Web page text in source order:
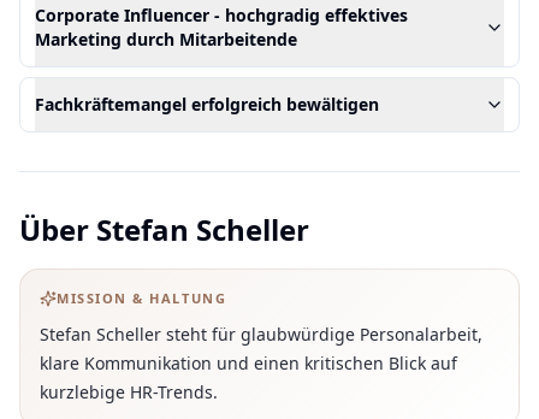
Corporate Influencer - hochgradig effektives
Marketing durch Mitarbeitende
Fachkräftemangel erfolgreich bewältigen
Über Stefan Scheller
MISSION & HALTUNG
Stefan Scheller steht für glaubwürdige Personalarbeit,
klare Kommunikation und einen kritischen Blick auf
kurzlebige HR-Trends.